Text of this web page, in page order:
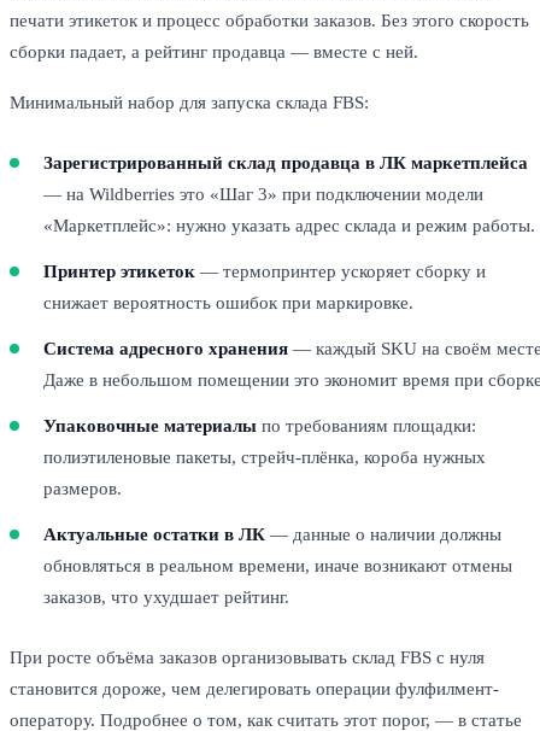
печати этикеток и процесс обработки заказов. Без этого скорость
сборки падает, а рейтинг продавца — вместе с ней.
Минимальный набор для запуска склада FBS:
Зарегистрированный склад продавца в ЛК маркетплейса
— на Wildberries это «Шаг 3» при подключении модели
«Маркетплейс»: нужно указать адрес склада и режим работы.
Принтер этикеток — термопринтер ускоряет сборку и
снижает вероятность ошибок при маркировке.
Система адресного хранения — каждый SKU на своём
Даже в небольшом помещении это экономит время при
Упаковочные материалы по требованиям площадки:
полиэтиленовые пакеты, стрейч-плёнка, короба нужных
размеров.
Актуальные остатки в ЛК — данные о наличии должны
обновляться в реальном времени, иначе возникают отмены
заказов, что ухудшает рейтинг.
При росте объёма заказов организовывать склад FBS с нуля
становится дороже, чем делегировать операции фулфилмент-
оператору. Подробнее о том, как считать этот порог, — в статье